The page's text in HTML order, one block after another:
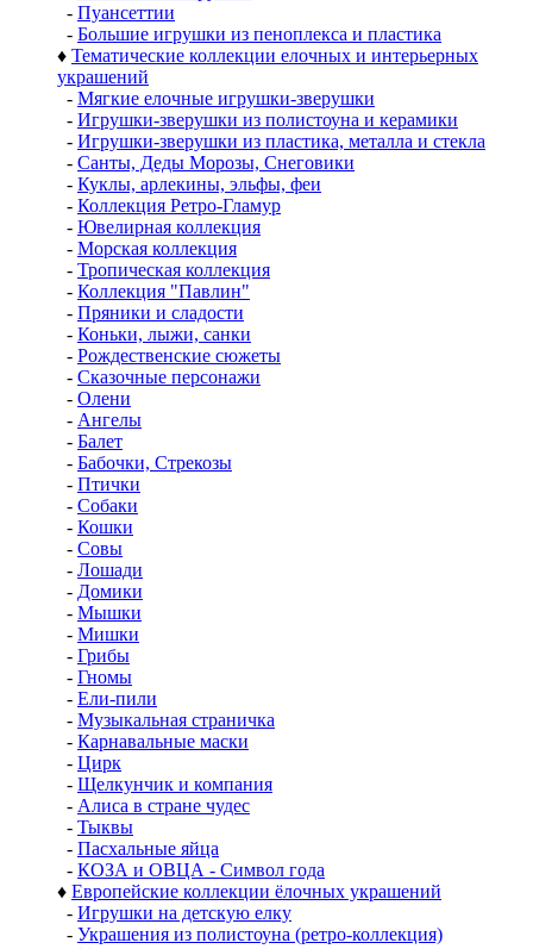
- Пуансеттии
- Большие игрушки из пеноплекса и пластика
♦ Тематические коллекции елочных и интерьерных
украшений
- Мягкие елочные игрушки-зверушки
- Игрушки-зверушки из полистоуна и керамики
- Игрушки-зверушки из пластика, металла и стекла
- Санты, Деды Морозы, Снеговики
- Куклы, арлекины, эльфы, феи
- Коллекция Ретро-Гламур
- Ювелирная коллекция
- Морская коллекция
- Тропическая коллекция
- Коллекция "Павлин"
- Пряники и сладости
- Коньки, лыжи, санки
- Рождественские сюжеты
- Сказочные персонажи
- Олени
- Ангелы
- Балет
- Бабочки, Стрекозы
- Птички
- Собаки
- Кошки
- Совы
- Лошади
- Домики
- Мышки
- Мишки
- Грибы
- Гномы
- Ели-пили
- Музыкальная страничка
- Карнавальные маски
- Цирк
- Щелкунчик и компания
- Алиса в стране чудес
- Тыквы
- Пасхальные яйца
- КОЗА и ОВЦА - Символ года
♦ Европейские коллекции ёлочных украшений
- Игрушки на детскую елку
- Украшения из полистоуна (ретро-коллекция)